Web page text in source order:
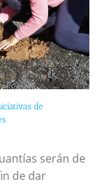
de
serán de
de dar